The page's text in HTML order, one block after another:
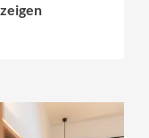
des